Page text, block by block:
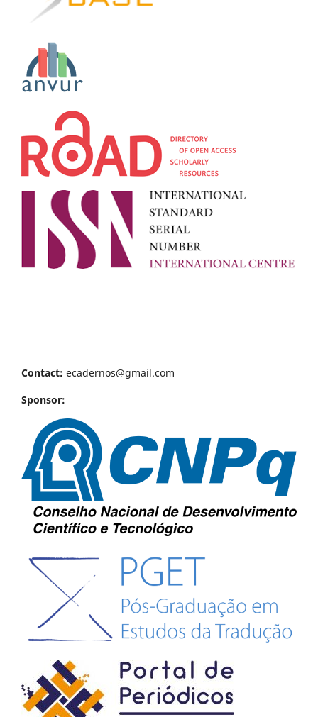
Contact: ecadernos@gmail.com
Sponsor: